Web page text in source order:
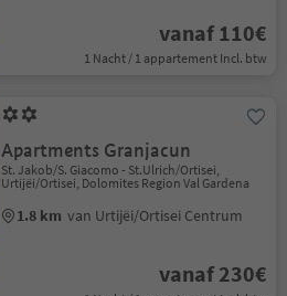
vanaf 110€
1 Nacht / 1 appartement Incl. btw
Apartments Granjacun
St. Jakob/S. Giacomo - St.Ulrich/Ortisei,
Urtijëi/Ortisei, Dolomites Region Val Gardena
1.8 km van Urtijëi/Ortisei Centrum
vanaf 230€